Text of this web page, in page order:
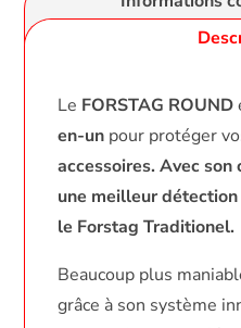
Le FORSTAG ROUND
en-un pour protéger
accessoires. Avec
une meilleur
le Forstag Traditionel.
Beaucoup plus
grâce à son système